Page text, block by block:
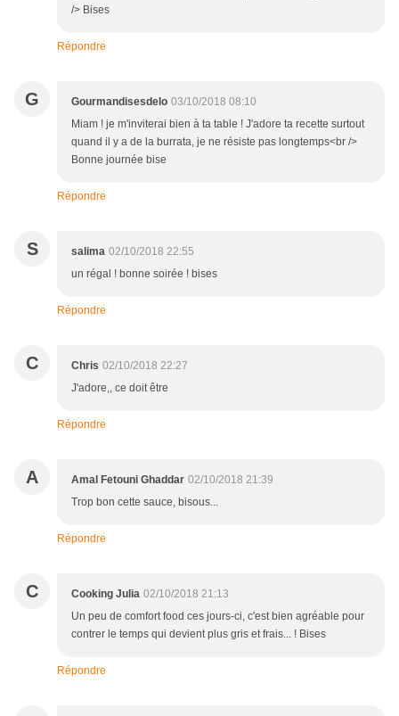
/> Bises
Répondre
G Gourmandisesdelo 03/10/2018 08:10
Miam ! je m'inviterai bien à ta table ! J'adore ta recette surtout
quand il y a de la burrata, je ne résiste pas longtemps<br />
Bonne journée bise
Répondre
S salima 02/10/2018 22:55
un régal ! bonne soirée ! bises
Répondre
C Chris 02/10/2018 22:27
J'adore,, ce doit être
Répondre
A Amal Fetouni Ghaddar 02/10/2018 21:39
Trop bon cette sauce, bisous...
Répondre
C Cooking Julia 02/10/2018 21:13
Un peu de comfort food ces jours-ci, c'est bien agréable pour
contrer le temps qui devient plus gris et frais... ! Bises
Répondre